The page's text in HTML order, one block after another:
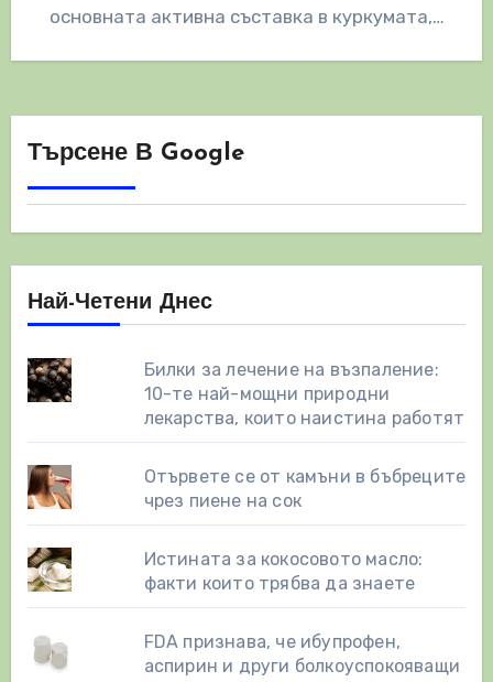
основната активна съставка в куркумата,…
Търсене В Google
Най-Четени Днес
Билки за лечение на възпаление:
10-те най-мощни природни
лекарства, които наистина работят
Отървете се от камъни в бъбреците
чрез пиене на сок
Истината за кокосовото масло:
факти които трябва да знаете
FDA признава, че ибупрофен,
аспирин и други болкоуспокояващи